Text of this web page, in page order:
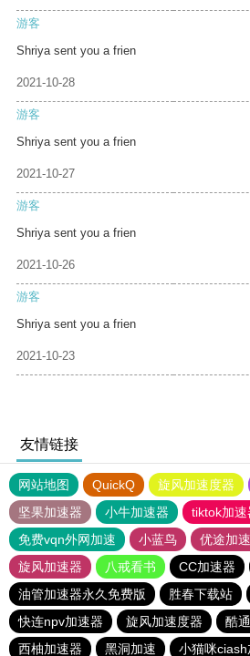
游客
Shriya sent you a frien
2021-10-28
游客
Shriya sent you a frien
2021-10-27
游客
Shriya sent you a frien
2021-10-26
游客
Shriya sent you a frien
2021-10-23
友情链接
网站地图 QuickQ 旋风加速度器
坚果加速器
小牛加速器 tiktok加速
免费vqn外网加速
小蓝鸟 优途加
旋风加速器
八戒看书 CC加速器
油管加速器永久免费版
胜春下载站
快连npv加速器
旋风加速度器
酷
西柚加速器
黑洞加速 小猫咪ciash